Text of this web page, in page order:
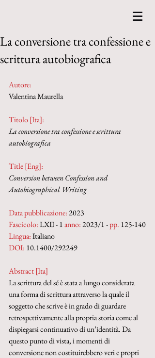
La conversione tra confessione e
scrittura autobiografica
Autore:
Valentina Maurella
Titolo [Ita]:
La conversione tra confessione e scrittura
autobiografica
Title [Eng]:
Conversion between Confession and
Autobiographical Writing
Data pubblicazione: 2023
Fascicolo: LXII - 1 anno: 2023/1 - pp. 125-140
Lingua: Italiano
DOI: 10.1400/292249
Abstract [Ita]
La scrittura del sé è stata a lungo considerata
una forma di scrittura attraverso la quale il
soggetto che scrive è in grado di guardare
retrospettivamente alla propria storia come al
dispiegarsi continuativo di un’identità. Da
questo punto di vista, i momenti di
conversione non costituirebbero veri e propri